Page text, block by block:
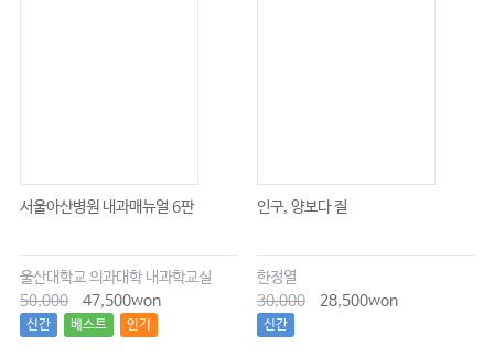
서울아산병원 내과매뉴얼 6판
울산대학교 의과대학 내과학교실
50,000
47,500won
신간 베스트 인기
인구, 양보다 질
한정열
30,000
28,500won
신간